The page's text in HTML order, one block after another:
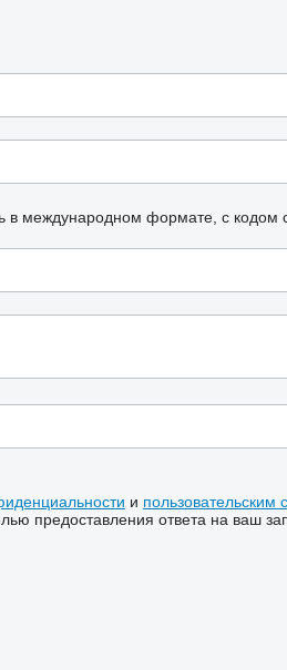
в международном формате, с кодом
и пользовательским
предоставления ответа на ваш